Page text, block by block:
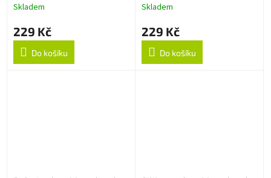
Skladem
229 Kč
Do košíku
Skladem
229 Kč
Do košíku